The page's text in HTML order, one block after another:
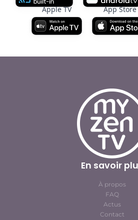
Apple TV App Store
En savoir
À propos
FAQ
Actus
Contact